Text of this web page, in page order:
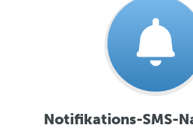
Notifikations-SMS-